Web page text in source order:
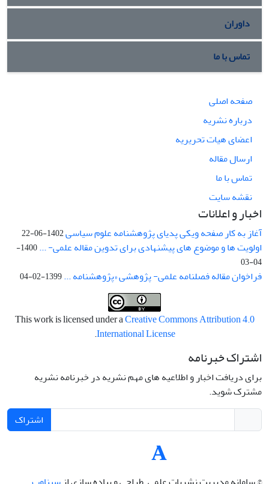
داوران
تماس با ما
صفحه اصلی
درباره نشریه
اعضای هیات تحریریه
ارسال مقاله
تماس با ما
نقشه سایت
اخبار و اعلانات
آغاز به کار صفحه ویکی پدیای پژوهشنامه علوم سیاسی1402-06-22
اولویت ها و موضوع های پیشنهادی برای تدوین مقاله علمی- ...
1400-
04-03
فراخوان مقاله فصلنامه علمی- پژوهشی «پژوهشنامه ...1399-02-04
This work is licensed under aCreative Commons Attribution 4.0
International License
.
اشتراک خبرنامه
برای دریافت اخبار و اطلاعیه های مهم نشریه در خبرنامه نشریه
مشترک شوید.
اشتراک